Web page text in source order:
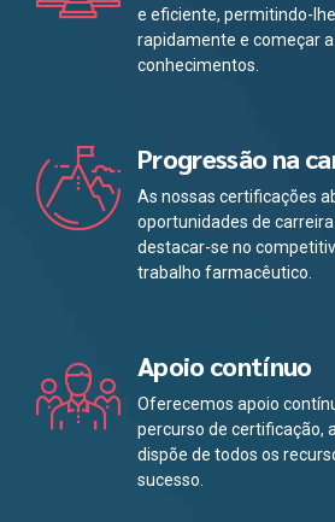
e eficiente, permitindo-
rapidamente e começar
conhecimentos.
Progressão na
As nossas certificações
oportunidades de
destacar-se no
trabalho farmacêutico.
Apoio contínuo
Oferecemos apoio
percurso de certificação,
dispõe de todos os
sucesso.